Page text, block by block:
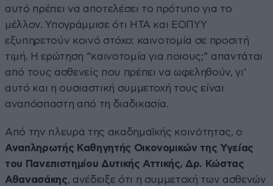
αυτό πρέπει να αποτελέσει το πρότυπο για το
μέλλον. Υπογράμμισε ότι HTA και ΕΟΠΥΥ
εξυπηρετούν κοινό στόχο: καινοτομία σε προσιτή
τιμή. Η ερώτηση “καινοτομία για ποιους;” απαντάται
από τους ασθενείς που πρέπει να ωφεληθούν, γι’
αυτό και η ουσιαστική συμμετοχή τους είναι
αναπόσπαστη από τη διαδικασία.
Από την πλευρά της ακαδημαϊκής κοινότητας, ο
Αναπληρωτής Καθηγητής Οικονομικών της Υγείας
του Πανεπιστημίου Δυτικής Αττικής, Δρ. Κώστας
Αθανασάκης, ανέδειξε ότι η συμμετοχή των ασθενών